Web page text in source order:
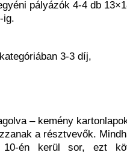
pályázók 4-4 db
ig.
3-3 díj,
– kemény
a résztvevők.
10-én kerül sor, ezt